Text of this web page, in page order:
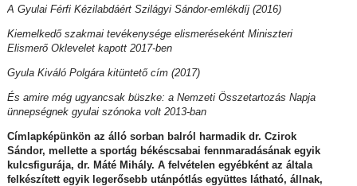
A Gyulai Férfi Kézilabdáért Szilágyi Sándor-emlékdíj (2016)
Kiemelkedő szakmai tevékenysége elismeréseként Miniszteri
Elismerő Oklevelet kapott 2017-ben
Gyula Kiváló Polgára kitüntető cím (2017)
És amire még ugyancsak büszke: a Nemzeti Összetartozás Napja
ünnepségnek gyulai szónoka volt 2013-ban
Címlapképünkön az álló sorban balról harmadik dr. Czirok
Sándor, mellette a sportág békéscsabai fennmaradásának egyik
kulcsfigurája, dr. Máté Mihály. A felvételen egyébként az általa
felkészített egyik legerősebb utánpótlás együttes látható, állnak,